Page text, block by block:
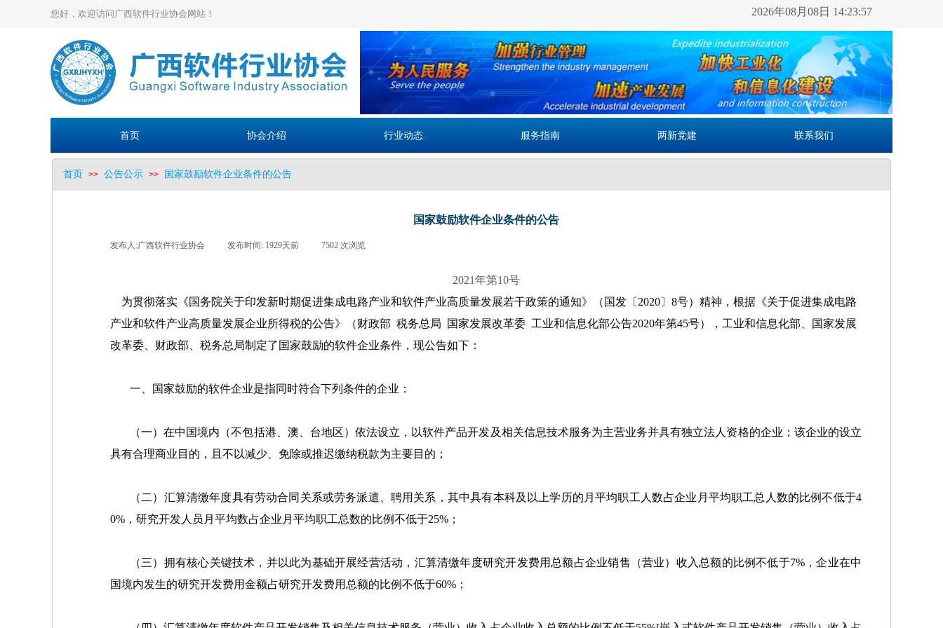
2026年08月08日 14:23:57
您好，欢迎访问广西软件行业协会网站！
首页 协会介绍 行业动态 服务指南 两新党建 联系我们
首页 >> 公告公示 >> 国家鼓励软件企业条件的公告
国家鼓励软件企业条件的公告
发布人:广西软件行业协会 发布时间: 1929天前 7502 次浏览
2021年第10号
为贯彻落实《国务院关于印发新时期促进集成电路产业和软件产业高质量发展若干政策的通知》（国发〔 2020〕8号）精神，根据《关于促进集成电路
产业和软件产业高质量发展企业所得税的公告》（财政部 税务总局 国家发展改革委 工业和信息化部公告2020年第45号），工业和信息化部、国家发展
改革委、财政部、税务总局制定了国家鼓励的软件企业条件，现公告如下：
一、国家鼓励的软件企业是指同时符合下列条件的企业：
（一）在中国境内（不包括港、澳、台地区）依法设立，以软件产品开发及相关信息技术服务为主营业务并具有独立法人资格的企业；该企业的设立
具有合理商业目的，且不以减少、免除或推迟缴纳税款为主要目的；
（二）汇算清缴年度具有劳动合同关系或劳务派遣、聘用关系，其中具有本科及以上学历的月平均职工人数占企业月平均职工总人数的比例不低于4
0%，研究开发人员月平均数占企业月平均职工总数的比例不低于25%；
（三）拥有核心关键技术，并以此为基础开展经营活动，汇算清缴年度研究开发费用总额占企业销售（营业）收入总额的比例不低于7%，企业在中
国境内发生的研究开发费用金额占研究开发费用总额的比例不低于60%；